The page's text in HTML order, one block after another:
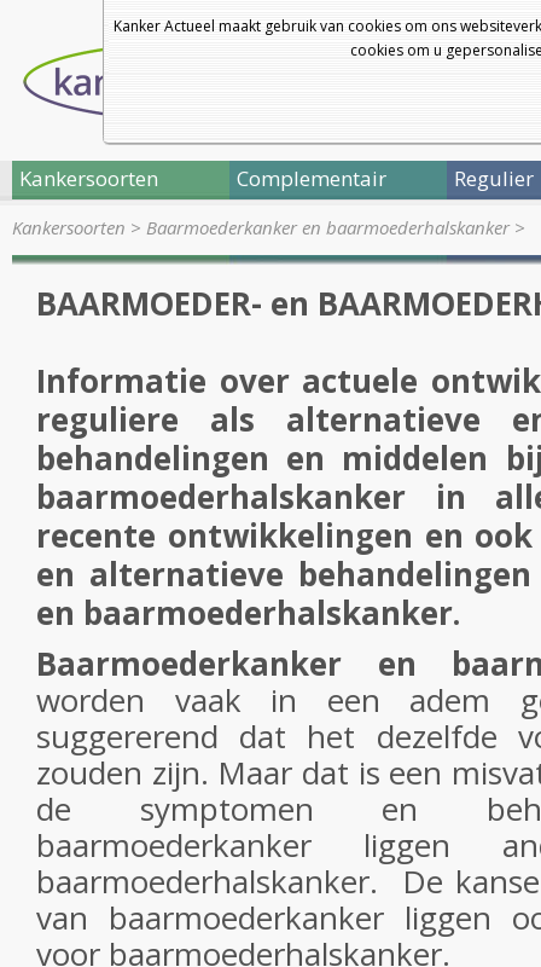
Kanker Actueel maakt gebruik van cookies om ons
cookies om u
Kankersoorten Complementair Regulier
Kankersoorten > Baarmoederkanker en baarmoederhalskanker>
BAARMOEDER- en
Informatie over actuele
reguliere als alternatieve
behandelingen en middelen
baarmoederhalskanker in
recente ontwikkelingen en
en alternatieve
en baarmoederhalskanker.
Baarmoederkanker en
worden vaak in een adem
suggererend dat het dezelfde
zouden zijn. Maar dat is een
de symptomen en
baarmoederkanker liggen
baarmoederhalskanker. De
van baarmoederkanker liggen
voor baarmoederhalskanker.